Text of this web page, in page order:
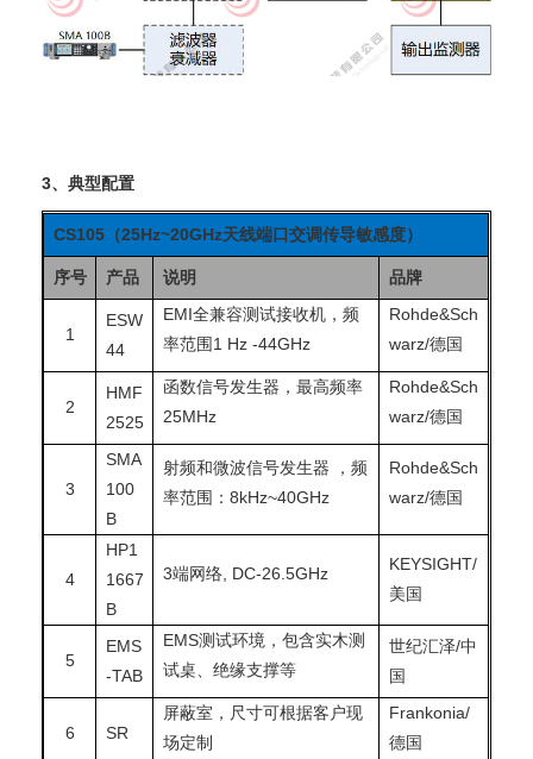
3、典型配置
CS105（25Hz~20GHz天线端口交调传导敏感度）
序号 产品 说明 品牌
1
ESW
44
EMI全兼容测试接收机，频
率范围1 Hz -44GHz
Rohde&Sch
warz/德国
2
HMF
2525
函数信号发生器，最高频率
25MHz
Rohde&Sch
warz/德国
3
SMA
100
B
射频和微波信号发生器 ，频
率范围：8kHz~40GHz
Rohde&Sch
warz/德国
4
HP1
1667
B
3端网络, DC-26.5GHz
KEYSIGHT/
美国
5
EMS
-TAB
EMS测试环境，包含实木测
试桌、绝缘支撑等
世纪汇泽/中
国
6 SR
屏蔽室，尺寸可根据客户现
场定制
Frankonia/
德国